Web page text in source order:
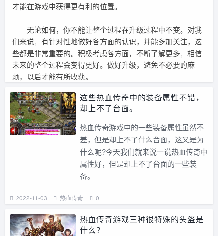
才能在游戏中获得更有利的位置。
无论如何，你不能让整个过程在升级过程中不变。对我
们来说，有针对性地做好各方面的认识，并能多加关注，这
些都是非常重要的。积极考虑各方面，不断了解更多，相信
未来的整个过程会变得更好。做好升级，避免不必要的麻
烦，以后才能有所收获。
这些热血传奇中的装备属性不错，
却上不了台面。
热血传奇游戏中的一些装备属性虽然不
差，但是却上不了什么台面，这又是为
什么呢?今天我们就来说一说热血传奇中
属性好，但是却上不了台面的一些装
备。
2022-11-03 热血传奇 0
热血传奇游戏三种很特殊的头盔是
什么？